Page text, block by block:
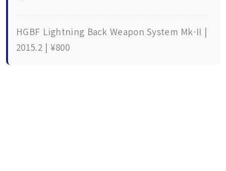
HGBF Lightning Back Weapon System Mk-II |
2015.2 | ¥800